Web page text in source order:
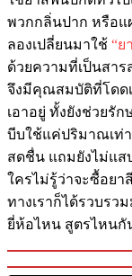
พวกกลิ่นปาก หรือแ
ลองเปลี่ยนมาใช้ “ย
ด้วยความที่เป็นสาร
จึงมีคุณสมบัติที่โดด
เอาอยู่ ทั้งยังช่วยรัก
บีบใช้แค่ปริมาณเท่
สดชื่น แถมยังไม่แ
ใครไม่รู้ว่าจะซื้อย
ทางเราก็ได้รวบรว
ยี่ห้อไหน สูตรไหนกั